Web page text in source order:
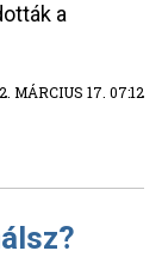
a
MÁRCIUS 17. 07:12